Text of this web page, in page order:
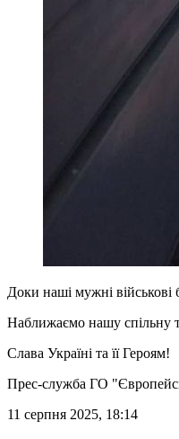
Доки наші мужні військові
Наближаємо нашу спільну
Слава Україні та її Героям!
Прес-служба ГО
11 серпня 2025, 18:14